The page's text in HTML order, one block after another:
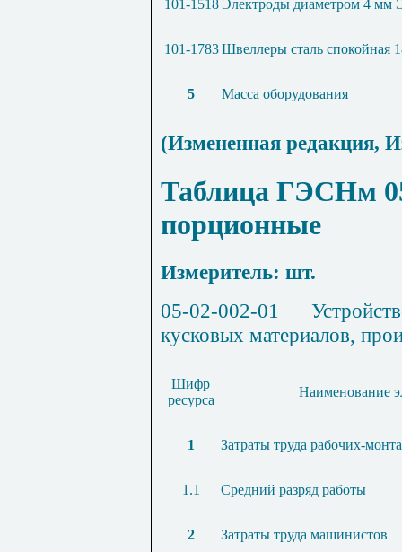
101-1518 Электроды диаметром 4 мм
101-1783 Швеллеры сталь спокойная
5 Масса оборудования
(Измененная редакция,
Таблица ГЭСНм
порционные
Измеритель: шт.
05-02-002-01
кусковых материалов,
Шифр
ресурса
Наименование
1 Затраты труда рабочих-
1.1 Средний разряд работы
2 Затраты труда машинистов